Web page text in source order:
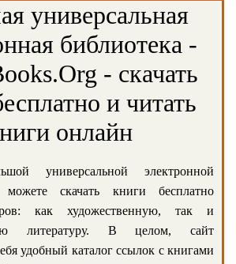
универсальная
библиотека -
- скачать
и читать
онлайн
универсальной электронной
скачать книги бесплатно
как художественную, так и
литературу. В целом, сайт
удобный каталог ссылок с книгами